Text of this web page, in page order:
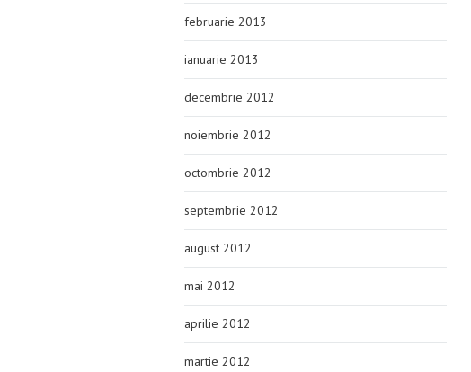
februarie 2013
ianuarie 2013
decembrie 2012
noiembrie 2012
octombrie 2012
septembrie 2012
august 2012
mai 2012
aprilie 2012
martie 2012